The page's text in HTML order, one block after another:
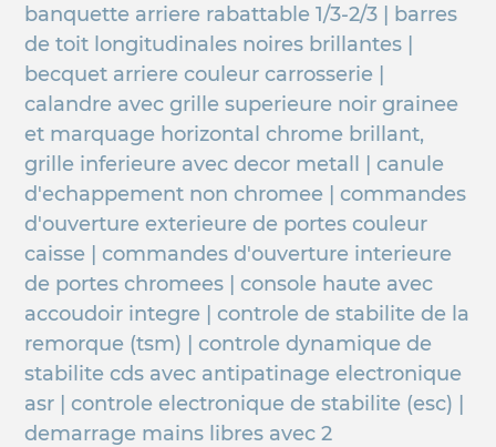
banquette arriere rabattable 1/3-2/3 | barres
de toit longitudinales noires brillantes |
becquet arriere couleur carrosserie |
calandre avec grille superieure noir grainee
et marquage horizontal chrome brillant,
grille inferieure avec decor metall | canule
d'echappement non chromee | commandes
d'ouverture exterieure de portes couleur
caisse | commandes d'ouverture interieure
de portes chromees | console haute avec
accoudoir integre | controle de stabilite de la
remorque (tsm) | controle dynamique de
stabilite cds avec antipatinage electronique
asr | controle electronique de stabilite (esc) |
demarrage mains libres avec 2